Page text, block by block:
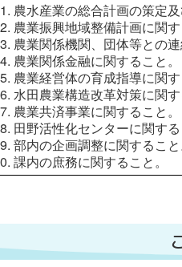
農水産業の総合計画の策定
農業振興地域整備計画に関す
農業関係機関、団体等との連
農業関係金融に関すること。
農業経営体の育成指導に関す
水田農業構造改革対策に関す
農業共済事業に関すること。
田野活性化センターに関する
部内の企画調整に関すること
課内の庶務に関すること。